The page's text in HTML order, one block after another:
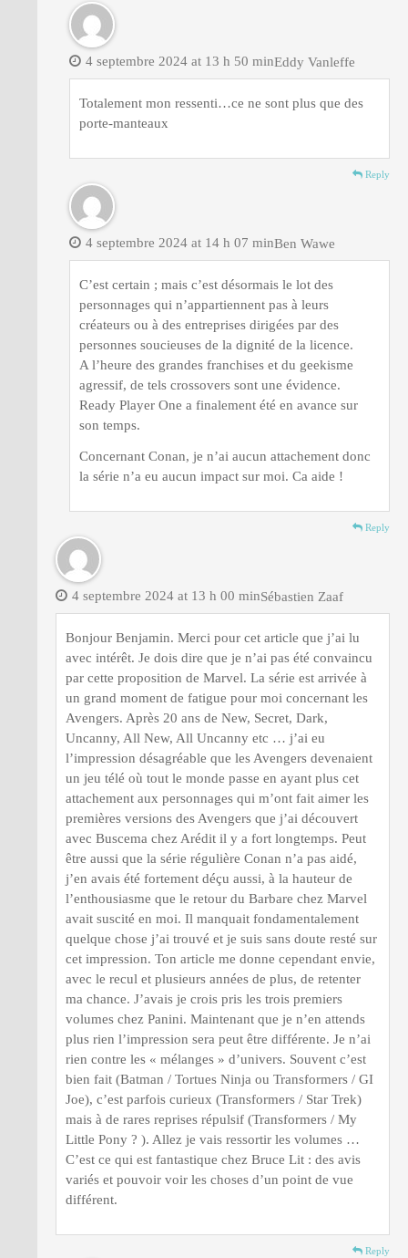
Eddy Vanleffe
4 septembre 2024 at 13 h 50 min
Totalement mon ressenti…ce ne sont plus que des
porte-manteaux
Reply
Ben Wawe
4 septembre 2024 at 14 h 07 min
C’est certain ; mais c’est désormais le lot des
personnages qui n’appartiennent pas à leurs
créateurs ou à des entreprises dirigées par des
personnes soucieuses de la dignité de la licence.
A l’heure des grandes franchises et du geekisme
agressif, de tels crossovers sont une évidence.
Ready Player One a finalement été en avance sur
son temps.
Concernant Conan, je n’ai aucun attachement donc
la série n’a eu aucun impact sur moi. Ca aide !
Reply
Sébastien Zaaf
4 septembre 2024 at 13 h 00 min
Bonjour Benjamin. Merci pour cet article que j’ai lu
avec intérêt. Je dois dire que je n’ai pas été convaincu
par cette proposition de Marvel. La série est arrivée à
un grand moment de fatigue pour moi concernant les
Avengers. Après 20 ans de New, Secret, Dark,
Uncanny, All New, All Uncanny etc … j’ai eu
l’impression désagréable que les Avengers devenaient
un jeu télé où tout le monde passe en ayant plus cet
attachement aux personnages qui m’ont fait aimer les
premières versions des Avengers que j’ai découvert
avec Buscema chez Arédit il y a fort longtemps. Peut
être aussi que la série régulière Conan n’a pas aidé,
j’en avais été fortement déçu aussi, à la hauteur de
l’enthousiasme que le retour du Barbare chez Marvel
avait suscité en moi. Il manquait fondamentalement
quelque chose j’ai trouvé et je suis sans doute resté sur
cet impression. Ton article me donne cependant envie,
avec le recul et plusieurs années de plus, de retenter
ma chance. J’avais je crois pris les trois premiers
volumes chez Panini. Maintenant que je n’en attends
plus rien l’impression sera peut être différente. Je n’ai
rien contre les « mélanges » d’univers. Souvent c’est
bien fait (Batman / Tortues Ninja ou Transformers / GI
Joe), c’est parfois curieux (Transformers / Star Trek)
mais à de rares reprises répulsif (Transformers / My
Little Pony ? ). Allez je vais ressortir les volumes …
C’est ce qui est fantastique chez Bruce Lit : des avis
variés et pouvoir voir les choses d’un point de vue
différent.
Reply